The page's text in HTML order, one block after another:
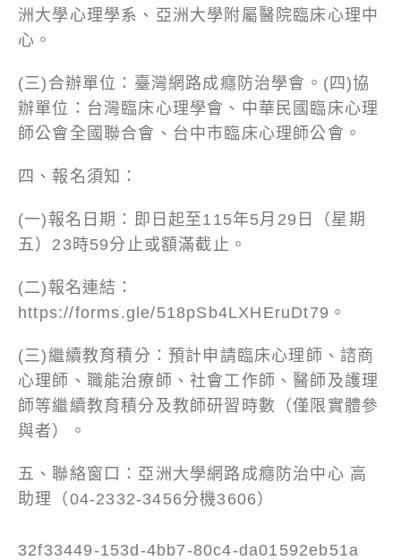
洲大學心理學系、亞洲大學附屬醫院臨床心理中
心。
(三)合辦單位：臺灣網路成癮防治學會。(四)協
辦單位：台灣臨床心理學會、中華民國臨床心理
師公會全國聯合會、台中市臨床心理師公會。
四、報名須知：
(一)報名日期：即日起至115年5月29日（星期
五）23時59分止或額滿截止。
(二)報名連結：
https://forms.gle/518pSb4LXHEruDt79。
(三)繼續教育積分：預計申請臨床心理師、諮商
心理師、職能治療師、社會工作師、醫師及護理
師等繼續教育積分及教師研習時數（僅限實體參
與者）。
五、聯絡窗口：亞洲大學網路成癮防治中心 高
助理（04-2332-3456分機3606）
32f33449-153d-4bb7-80c4-da01592eb51a